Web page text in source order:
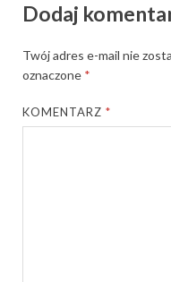
Dodaj
Twój adres e-mail nie
oznaczone *
KOMENTARZ*